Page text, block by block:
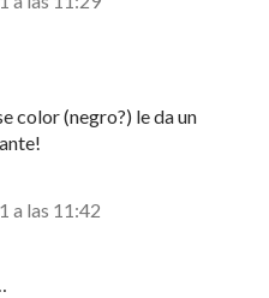
color (negro?) le da un
a las 11:42